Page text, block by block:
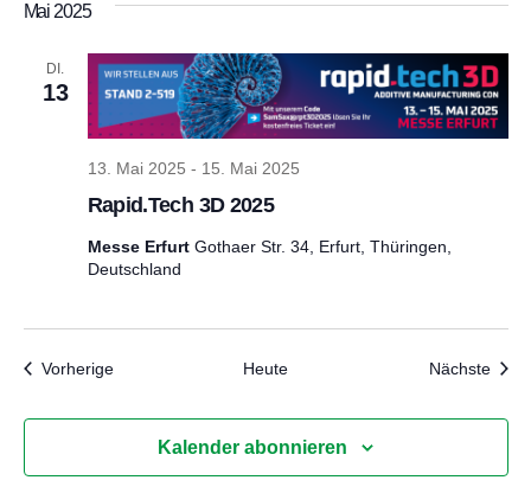
Mai 2025
DI.
13
Rapid.Tech 3D 2025
13. Mai 2025 - 15. Mai 2025
Messe Erfurt Gothaer Str. 34, Erfurt, Thüringen,
Deutschland
VorherigeVeranstaltungen Heute Nächste
Kalender abonnieren